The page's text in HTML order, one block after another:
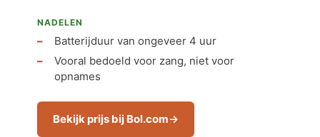
NADELEN
Batterijduur van ongeveer 4 uur
Vooral bedoeld voor zang, niet voor
opnames
Bekijk prijs bij Bol.com